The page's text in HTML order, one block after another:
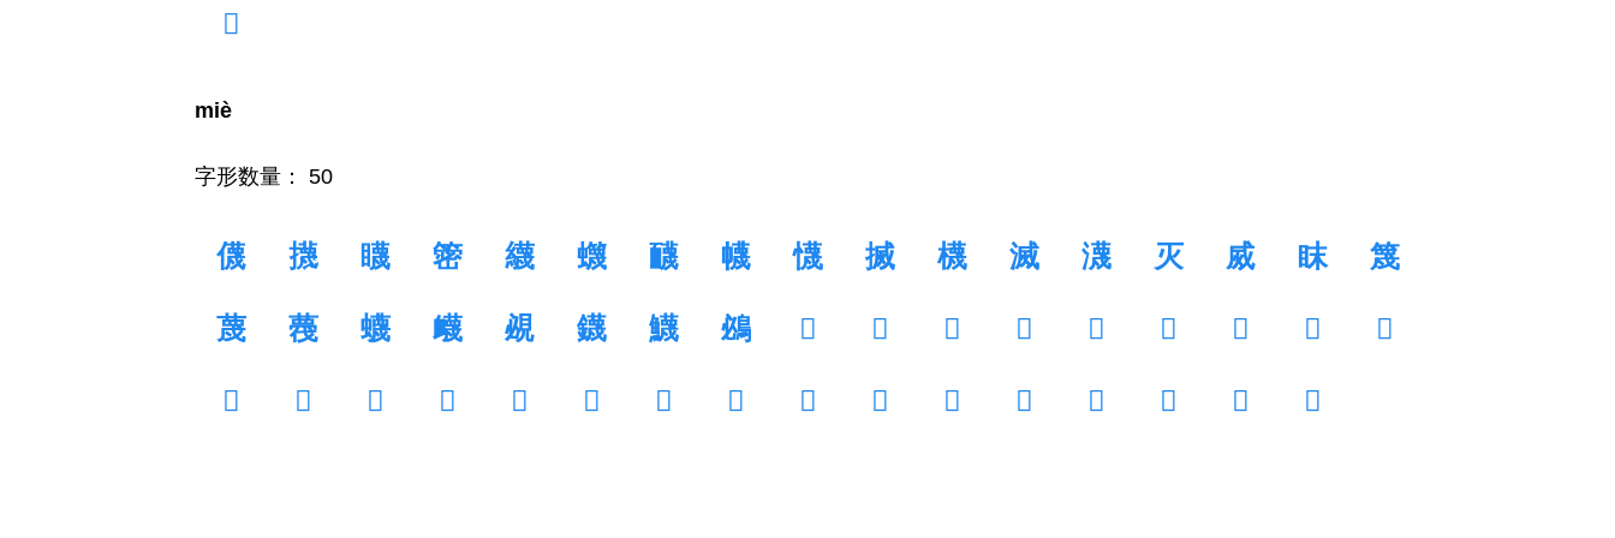
𥄲
miè
字形数量： 50
㒝 㩢 䁾 䈼 䌩 䘊 䩏 幭 懱 搣 櫗 滅 瀎 灭 烕 眜 篾
蔑 薎 蠛 衊 覕 鑖 鱴 鴓 𡖺 𡞙 𡟬 𢦼 𢧞 𢨖 𤊾 𤏿 𥉓
𥋚 𥌨 𥣫 𥵒 𥸴 𥽘 𥾝 𦇪 𧀅 𧂝 𨣱 𩔠 𩱷 𪇴 𪌺 𪒍